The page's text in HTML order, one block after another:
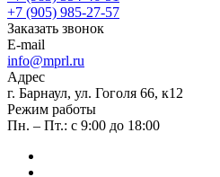
+7 (905) 985-27-57
Заказать звонок
E-mail
info@mprl.ru
Адрес
г. Барнаул, ул. Гоголя 66, к12
Режим работы
Пн. – Пт.: с 9:00 до 18:00